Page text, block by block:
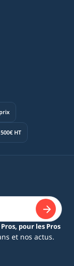
HT
pour les Pros
et nos actus.